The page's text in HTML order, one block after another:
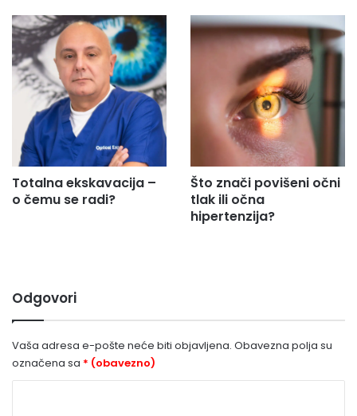
Totalna ekskavacija –
o čemu se radi?
Što znači povišeni očni
tlak ili očna
hipertenzija?
Odgovori
Vaša adresa e-pošte neće biti objavljena. Obavezna polja su
označena sa * (obavezno)